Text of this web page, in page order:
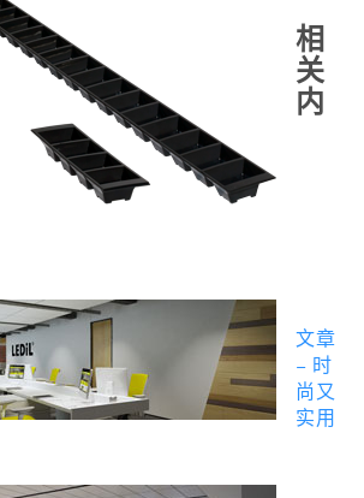
相
关
内
文章
– 时
尚又
实用